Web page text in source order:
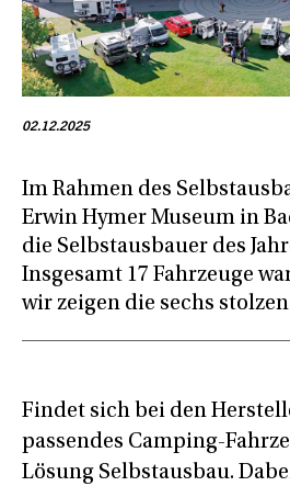
02.12.2025
Im Rahmen des
Erwin Hymer Museum in
die Selbstausbauer des
Insgesamt 17 Fahrzeuge
wir zeigen die sechs
Findet sich bei den
passendes Camping-
Lösung Selbstausbau.